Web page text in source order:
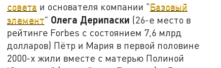
совета и основателя компании "Базовый
элемент" Олега Дерипаски (26-е место в
рейтинге Forbes с состоянием 7,6 млрд
долларов) Пётр и Мария в первой половине
2000-х жили вместе с матерью Полиной